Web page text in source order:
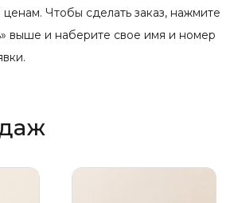
Чтобы сделать заказ, нажмите
выше и наберите свое имя и номер